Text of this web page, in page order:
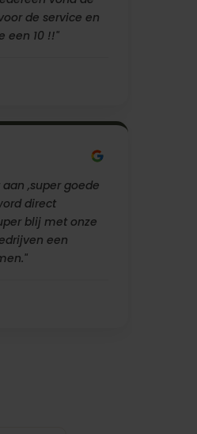
de service en
een 10 !!"
aan ,super goede
direct
blij met onze
een